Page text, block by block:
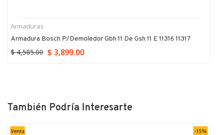
Armaduras
Armadura Bosch P/demoledor Gbh 11 De Gsh 11 E 11316 11317
$ 4,585.00 $ 3,899.00
También Podría Interesarte
Venta -15%